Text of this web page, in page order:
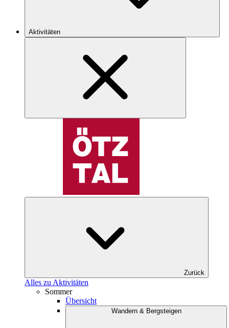
Aktivitäten
Zurück
Alles zu Aktivitäten
Sommer
Übersicht
Wandern & Bergsteigen